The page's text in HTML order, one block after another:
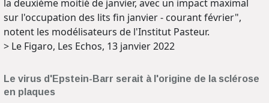
la deuxième moitié de janvier, avec un impact maximal
sur l'occupation des lits fin janvier - courant février",
notent les modélisateurs de l'Institut Pasteur.
> Le Figaro, Les Echos, 13 janvier 2022
Le virus d'Epstein-Barr serait à l'origine de la sclérose
en plaques